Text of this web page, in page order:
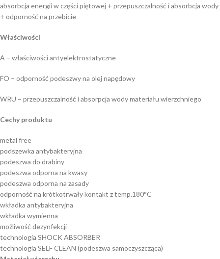
absorbcja energii w części piętowej + przepuszczalność i absorbcja wody
+ odporność na przebicie
Właściwości
A – właściwości antyelektrostatyczne
FO – odporność podeszwy na olej napędowy
WRU – przepuszczalność i absorpcja wody materiału wierzchniego
Cechy produktu
metal free
podszewka antybakteryjna
podeszwa do drabiny
podeszwa odporna na kwasy
podeszwa odporna na zasady
odporność na krótkotrwały kontakt z temp.180°C
wkładka antybakteryjna
wkładka wymienna
możliwość dezynfekcji
technologia SHOCK ABSORBER
technologia SELF CLEAN (podeszwa samoczyszcząca)